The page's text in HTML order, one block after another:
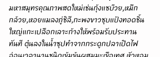
มหาสมุทรคุณภาพสดใหม่เช่นกุ้งแชบ๊วย,หมึก
กล้วย,หอยแมลงภู่ชิลี,กะพงขาวชุบแป้งทอดชิ้น
ใหญ่แกะเปลือกเลาะก้างให้พร้อมรับประทาน
ทันที ตุ๋นลงในน้ำซุปทำจากกระดูกปลาเปิดไฟ